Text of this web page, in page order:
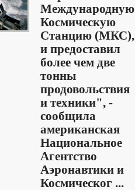
Международную
Космическую
Станцию (МКС),
и предоставил
более чем две
тонны
продовольствия
и техники", -
сообщила
американская
Национальное
Агентство
Аэронавтики и
Космическог ...